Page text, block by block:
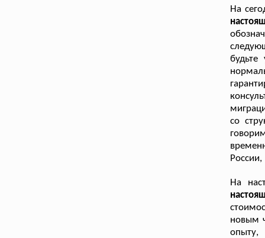
На
со
На
новым
опыту,